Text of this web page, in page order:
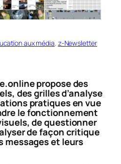
aux média, z-Newsletter
propose des
des grilles d’analyse
pratiques en vue
le fonctionnement
de questionner
de façon critique
et leurs